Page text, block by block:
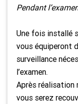
Pendant
Une fois installé
vous équiperont
surveillance
l’examen.
Après réalisation
vous serez